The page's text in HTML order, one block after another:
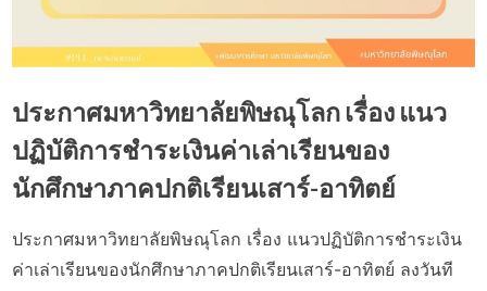
ประกาศมหาวิทยาลัยพิษณุโลก เรื่อง แนว
ปฏิบัติการชำระเงินค่าเล่าเรียนของ
นักศึกษาภาคปกติเรียนเสาร์-อาทิตย์
on
กุมภาพันธ์
ประกาศมหาวิทยาลัยพิษณุโลก เรื่อง แนวปฏิบัติการชำระเงิน
ค่าเล่าเรียนของนักศึกษาภาคปกติเรียนเสาร์-อาทิตย์ ลงวันที